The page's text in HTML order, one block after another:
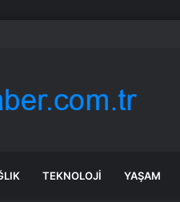
buzdolabını böyle çaldı
TEKNOLOJI YAŞAM